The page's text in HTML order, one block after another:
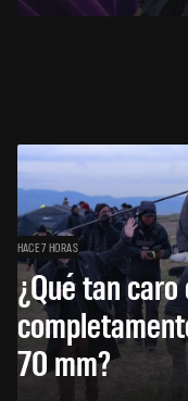
HACE 7 HORAS
¿Qué tan
70 mm?